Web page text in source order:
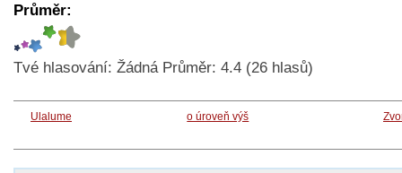
Průměr:
Tvé hlasování: Žádná Průměr: 4.4 (26 hlasů)
Ulalume o úroveň výš